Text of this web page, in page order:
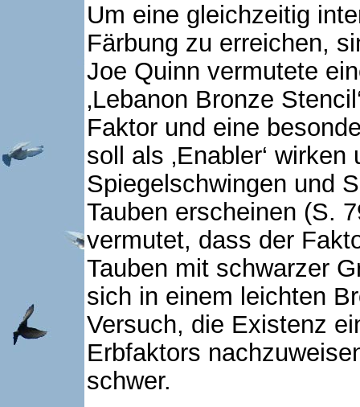
Um eine gleichzeitig
Färbung zu erreichen,
Joe Quinn vermutete
‚Lebanon Bronze
Faktor und eine
soll als ‚Enabler‘
Spiegelschwingen und
Tauben erscheinen (S.
vermutet, dass der
Tauben mit schwarzer
sich in einem leichten
Versuch, die Existenz
Erbfaktors
schwer.